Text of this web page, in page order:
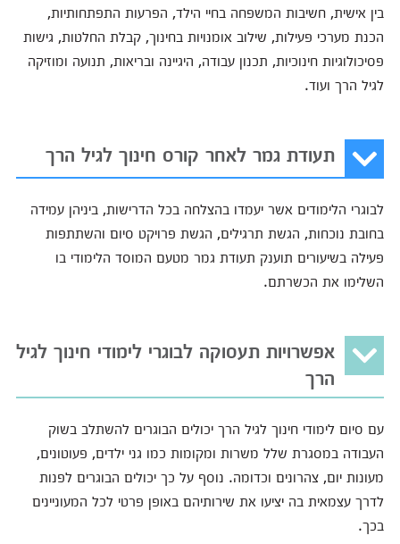
בין אישית, חשיבות המשפחה בחיי הילד, הפרעות התפתחותיות,
הכנת מערכי פעילות, שילוב אומנויות בחינוך, קבלת החלטות, גישות
פסיכולוגיות חינוכיות, תכנון עבודה, היגיינה ובריאות, תנועה ומוזיקה
לגיל הרך ועוד.
תעודת גמר לאחר קורס חינוך לגיל הרך
לבוגרי הלימודים אשר יעמדו בהצלחה בכל הדרישות, ביניהן עמידה
בחובת נוכחות, הגשת תרגילים, הגשת פרויקט סיום והשתתפות
פעילה בשיעורים תוענק תעודת גמר מטעם המוסד הלימודי בו
השלימו את הכשרתם.
אפשרויות תעסוקה לבוגרי לימודי חינוך לגיל
הרך
עם סיום לימודי חינוך לגיל הרך יכולים הבוגרים להשתלב בשוק
העבודה במסגרת שלל משרות ומקומות כמו גני ילדים, פעוטונים,
מעונות יום, צהרונים וכדומה. נוסף על כך יכולים הבוגרים לפנות
לדרך עצמאית בה יציעו את שירותיהם באופן פרטי לכל המעוניינים
בכך.